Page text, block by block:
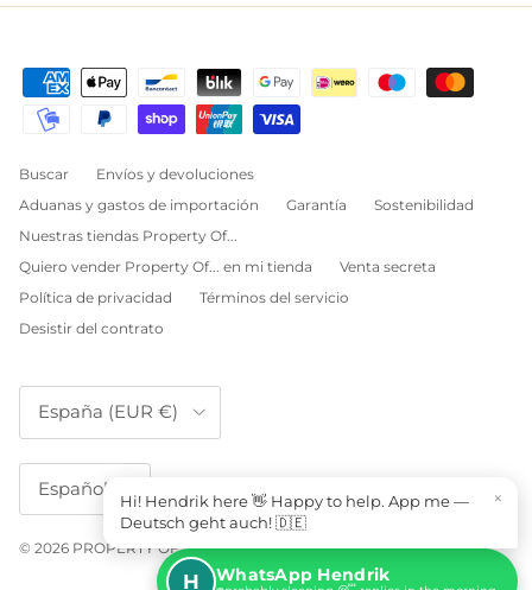
×
Hi! Hendrik here 👋 Happy to help. App me —
Deutsch geht auch! 🇩🇪
H WhatsApp Hendrik
Buscar
Envíos y devoluciones
Aduanas y gastos de importación
Garantía
Sostenibilidad
Nuestras tiendas Property Of...
Quiero vender Property Of... en mi tienda
Venta secreta
Política de privacidad
Términos del servicio
Desistir del contrato
País/Región
España (EUR €)
Idioma
Español
© 2026 PROPERTY OF....